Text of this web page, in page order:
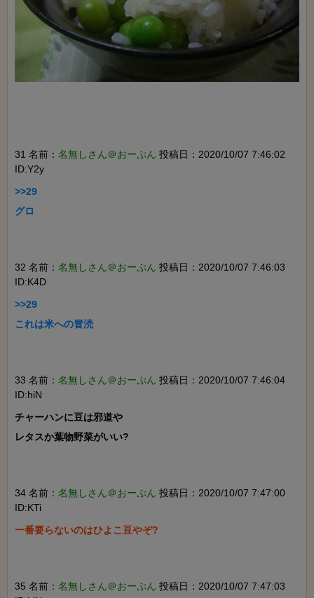
31 名前： 名無しさん＠おーぷん 投稿日：2020/10/07 7:46:02
ID:Y2y
>>29
グロ
32 名前： 名無しさん＠おーぷん 投稿日：2020/10/07 7:46:03
ID:K4D
>>29
これは米への冒涜
33 名前： 名無しさん＠おーぷん 投稿日：2020/10/07 7:46:04
ID:hiN
チャーハンに豆は邪道や
レタスか葉物野菜がいい?
34 名前： 名無しさん＠おーぷん 投稿日：2020/10/07 7:47:00
ID:KTi
一番要らないのはひよこ豆やぞ?
35 名前： 名無しさん＠おーぷん 投稿日：2020/10/07 7:47:03